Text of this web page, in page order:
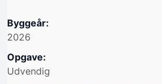
Byggeår:
2026
Opgave:
Udvendig